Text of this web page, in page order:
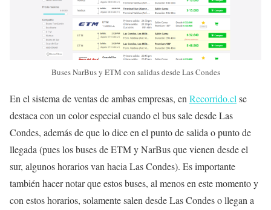
Buses NarBus y ETM con salidas desde Las Condes
En el sistema de ventas de ambas empresas, en Recorrido.cl se
destaca con un color especial cuando el bus sale desde Las
Condes, además de que lo dice en el punto de salida o punto de
llegada (pues los buses de ETM y NarBus que vienen desde el
sur, algunos horarios van hacia Las Condes). Es importante
también hacer notar que estos buses, al menos en este momento y
con estos horarios, solamente salen desde Las Condes o llegan a